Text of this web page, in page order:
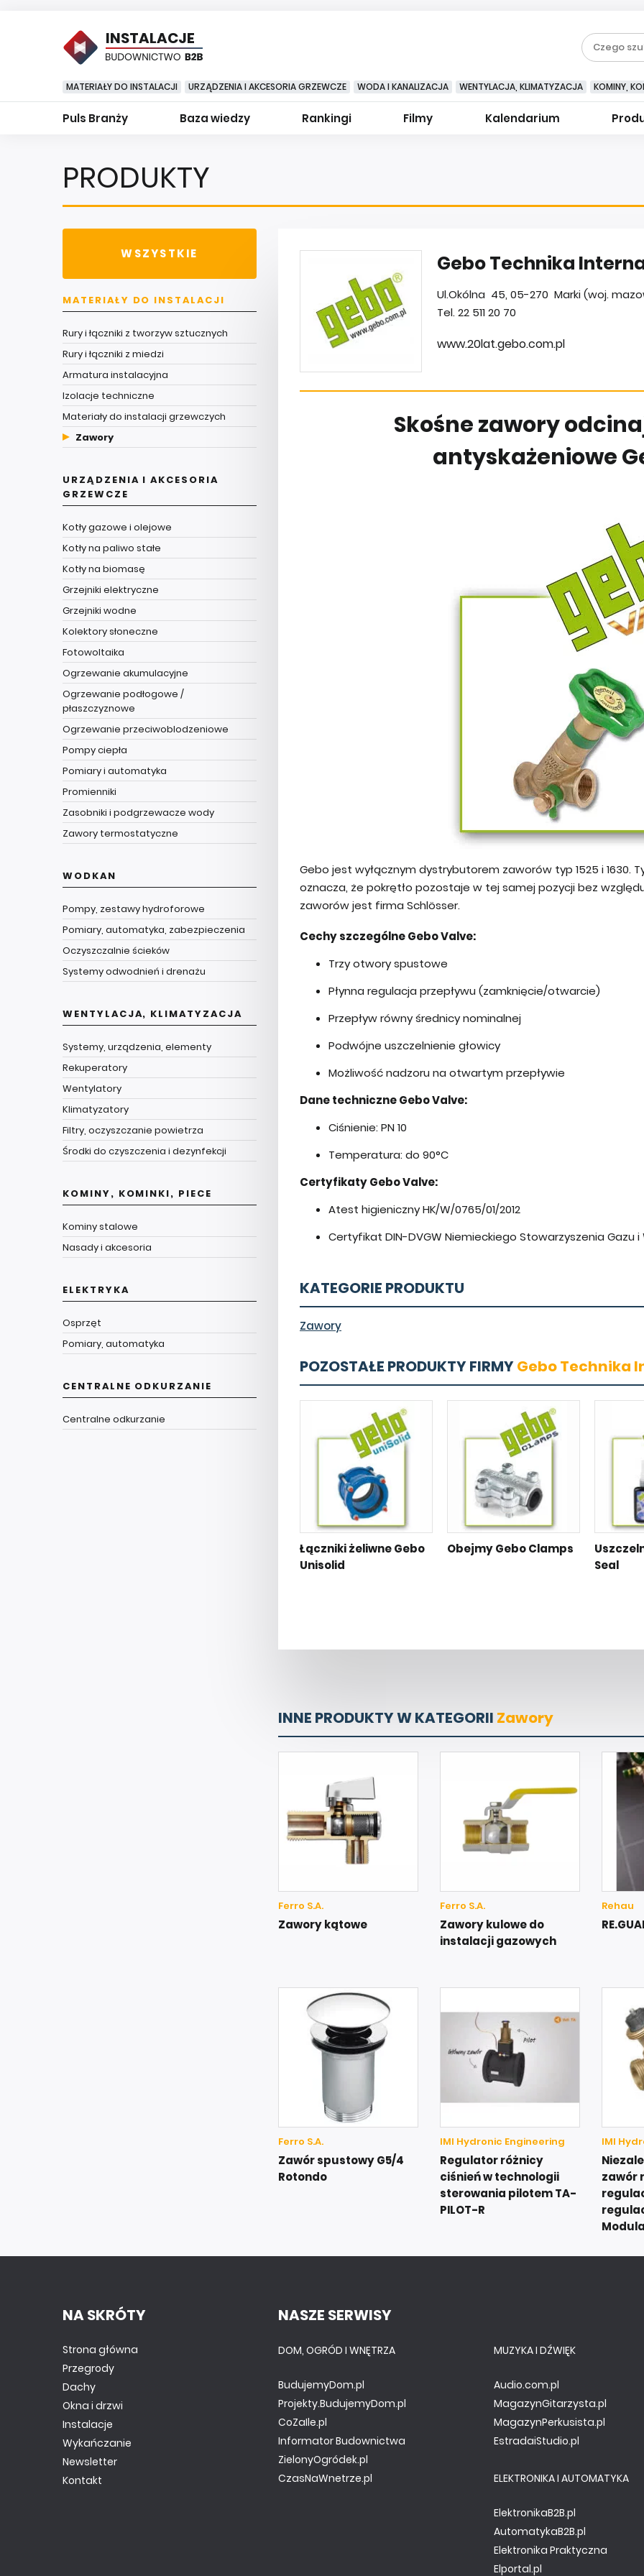
INSTALACJE
MATERIAŁY DO INSTALACJI URZĄDZENIA I AKCESORIA GRZEWCZE WODA I KANALIZACJA WENTYLACJA, KLIMATYZACJA KOMINY,
Puls Branży Baza wiedzy Rankingi Filmy Kalendarium
PRODUKTY
WSZYSTKIE
MATERIAŁY DO INSTALACJI
Rury i łączniki z tworzyw sztucznych
Rury i łączniki z miedzi
Armatura instalacyjna
Izolacje techniczne
Materiały do instalacji grzewczych
Zawory
URZĄDZENIA I AKCESORIA
GRZEWCZE
Kotły gazowe i olejowe
Kotły na paliwo stałe
Kotły na biomasę
Grzejniki elektryczne
Grzejniki wodne
Kolektory słoneczne
Fotowoltaika
Ogrzewanie akumulacyjne
Ogrzewanie podłogowe /
płaszczyznowe
Ogrzewanie przeciwoblodzeniowe
Pompy ciepła
Pomiary i automatyka
Promienniki
Zasobniki i podgrzewacze wody
Zawory termostatyczne
WODKAN
Pompy, zestawy hydroforowe
Pomiary, automatyka, zabezpieczenia
Oczyszczalnie ścieków
Systemy odwodnień i drenażu
WENTYLACJA, KLIMATYZACJA
Systemy, urządzenia, elementy
Rekuperatory
Wentylatory
Klimatyzatory
Filtry, oczyszczanie powietrza
Środki do czyszczenia i dezynfekcji
KOMINY, KOMINKI, PIECE
Kominy stalowe
Nasady i akcesoria
ELEKTRYKA
Osprzęt
Pomiary, automatyka
CENTRALNE ODKURZANIE
Centralne odkurzanie
Gebo Technika
Ul.Okólna 45, 05-270 Marki (woj.
Tel. 22 511 20 70
www.20lat.gebo.com.pl
Skośne zawory
antyskażeniowe
Gebo jest wyłącznym dystrybutorem zaworów typ 1525 i 1630.
oznacza, że pokrętło pozostaje w tej samej pozycji bez
zaworów jest firma Schlösser.
Cechy szczególne Gebo Valve:
Trzy otwory spustowe
Płynna regulacja przepływu (zamknięcie/otwarcie)
Przepływ równy średnicy nominalnej
Podwójne uszczelnienie głowicy
Możliwość nadzoru na otwartym przepływie
Dane techniczneGebo Valve:
Ciśnienie: PN 10
Temperatura: do 90°C
CertyfikatyGebo Valve:
Atest higieniczny HK/W/0765/01/2012
Certyfikat DIN-DVGW Niemieckiego Stowarzyszenia Gazu i
KATEGORIE PRODUKTU
Zawory
POZOSTAŁE PRODUKTY FIRMYGebo Technika
Łączniki żeliwne Gebo
Unisolid
Obejmy Gebo Clamps
Seal
INNE PRODUKTY W KATEGORII Zawory
Ferro S.A.
Zawory kątowe
Ferro S.A.
Zawory kulowe do
instalacji gazowych
Rehau
Ferro S.A.
Zawór spustowy G5/4
Rotondo
IMI Hydronic Engineering
Regulator różnicy
ciśnień w technologii
sterowania pilotem TA-
PILOT-R
IMI
zawór
NA SKRÓTY
Strona główna
Przegrody
Dachy
Okna i drzwi
Instalacje
Wykańczanie
Newsletter
Kontakt
NASZE SERWISY
DOM, OGRÓD I WNĘTRZA
BudujemyDom.pl
Projekty.BudujemyDom.pl
CoZaIle.pl
Informator Budownictwa
ZielonyOgródek.pl
CzasNaWnetrze.pl
MUZYKA I DŹWIĘK
Audio.com.pl
MagazynGitarzysta.pl
MagazynPerkusista.pl
EstradaiStudio.pl
ELEKTRONIKA I AUTOMATYKA
ElektronikaB2B.pl
AutomatykaB2B.pl
Elektronika Praktyczna
Elportal.pl